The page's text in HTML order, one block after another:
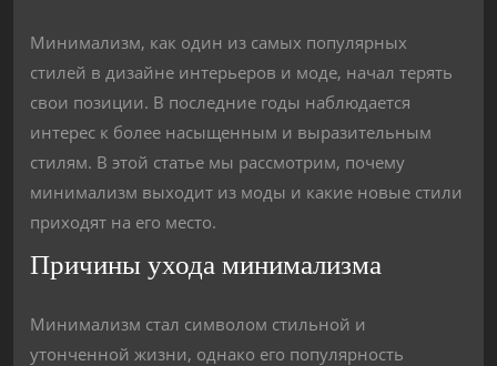
Минимализм, как один из самых популярных
стилей в дизайне интерьеров и моде, начал терять
свои позиции. В последние годы наблюдается
интерес к более насыщенным и выразительным
стилям. В этой статье мы рассмотрим, почему
минимализм выходит из моды и какие новые стили
приходят на его место.
Причины ухода минимализма
Минимализм стал символом стильной и
утонченной жизни, однако его популярность